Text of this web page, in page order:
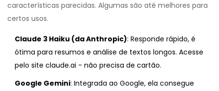
características parecidas. Algumas são até melhores para
certos usos.
Claude 3 Haiku (da Anthropic): Responde rápido, é
ótima para resumos e análise de textos longos. Acesse
pelo site claude.ai - não precisa de cartão.
Google Gemini: Integrada ao Google, ela consegue